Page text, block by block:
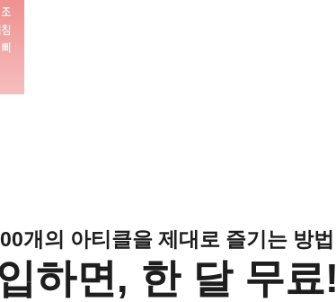
개의 아티클을 제대로 즐기는 방법
하면, 한 달 무료!